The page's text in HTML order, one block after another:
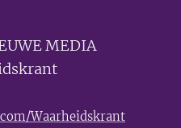
MEDIA 🟣
Waarheidskrant